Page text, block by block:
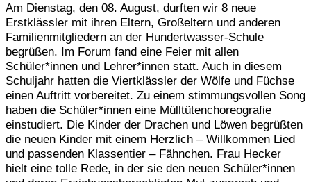
Am Dienstag, den 08. August, durften wir 8 neue
Erstklässler mit ihren Eltern, Großeltern und anderen
Familienmitgliedern an der Hundertwasser-Schule
begrüßen. Im Forum fand eine Feier mit allen
Schüler*innen und Lehrer*innen statt. Auch in diesem
Schuljahr hatten die Viertklässler der Wölfe und Füchse
einen Auftritt vorbereitet. Zu einem stimmungsvollen Song
haben die Schüler*innen eine Mülltütenchoreografie
einstudiert. Die Kinder der Drachen und Löwen begrüßten
die neuen Kinder mit einem Herzlich – Willkommen Lied
und passenden Klassentier – Fähnchen. Frau Hecker
hielt eine tolle Rede, in der sie den neuen Schüler*innen